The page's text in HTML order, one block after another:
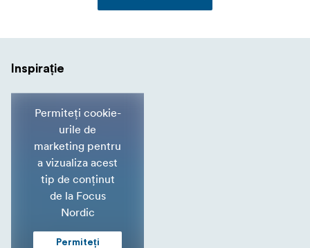
Inspirație
Permiteți cookie-
urile de
marketing pentru
a vizualiza acest
tip de conținut
de la Focus
Nordic
Permiteți